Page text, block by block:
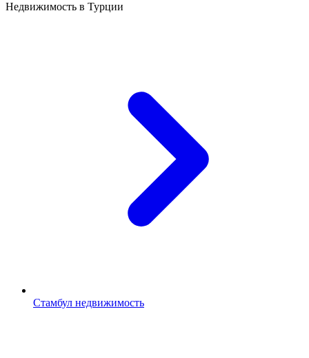
Недвижимость в Турции
Стамбул недвижимость